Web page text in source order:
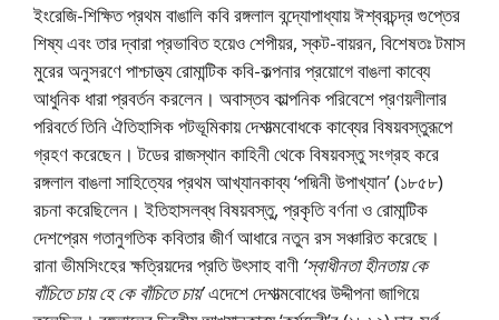
ইংরেজি-শিক্ষিত প্রথম বাঙালি কবি রঙ্গলাল বন্দ্যোপাধ্যায় ঈশ্বরচন্দ্র গুপ্তের
শিষ্য এবং তার দ্বারা প্রভাবিত হয়েও শেপীয়র, স্কট-বায়রন, বিশেষতঃ টমাস
মুরের অনুসরণে পাশ্চাত্ত্য রােমান্টিক কবি-কল্পনার প্রয়ােগে বাঙলা কাব্যে
আধুনিক ধারা প্রবর্তন করলেন। অবাস্তব কাল্পনিক পরিবেশে প্রণয়লীলার
পরিবর্তে তিনি ঐতিহাসিক পটভূমিকায় দেশাত্মবােধকে কাব্যের বিষয়বস্তুরূপে
গ্রহণ করেছেন। টডের রাজস্থান কাহিনী থেকে বিষয়বস্তু সংগ্রহ করে
রঙ্গলাল বাঙলা সাহিত্যের প্রথম আখ্যানকাব্য ‘পদ্মিনী উপাখ্যান’ (১৮৫৮)
রচনা করেছিলেন। ইতিহাসলব্ধ বিষয়বস্তু, প্রকৃতি বর্ণনা ও রােমান্টিক
দেশপ্রেম গতানুগতিক কবিতার জীর্ণ আধারে নতুন রস সঞ্চারিত করেছে।
রানা ভীমসিংহের ক্ষত্রিয়দের প্রতি উৎসাহ বাণী ‘স্বাধীনতা হীনতায় কে
বাঁচিতে চায় হে কে বাঁচিতে চায়’এদেশে দেশাত্মবােধের উদ্দীপনা জাগিয়ে